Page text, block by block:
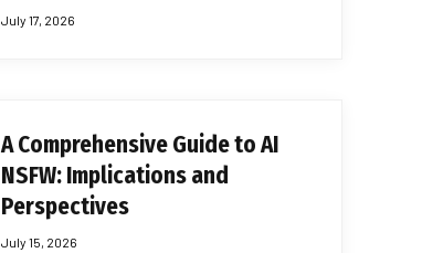
July 17, 2026
A Comprehensive Guide to AI
NSFW: Implications and
Perspectives
July 15, 2026